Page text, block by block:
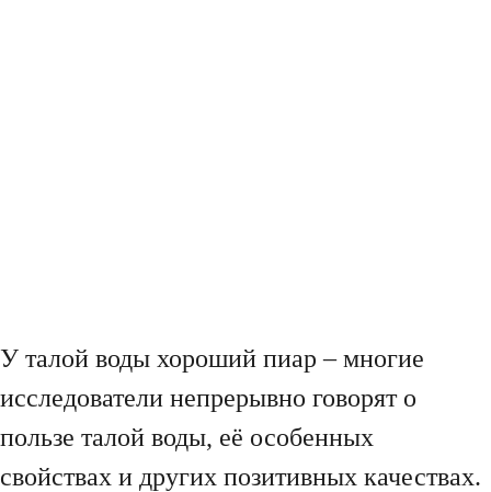
У талой воды хороший пиар – многие
исследователи непрерывно говорят о
пользе талой воды, её особенных
свойствах и других позитивных качествах.